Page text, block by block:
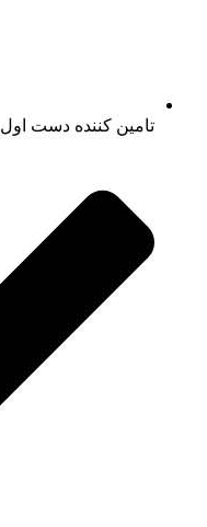
تامین کننده دست اول